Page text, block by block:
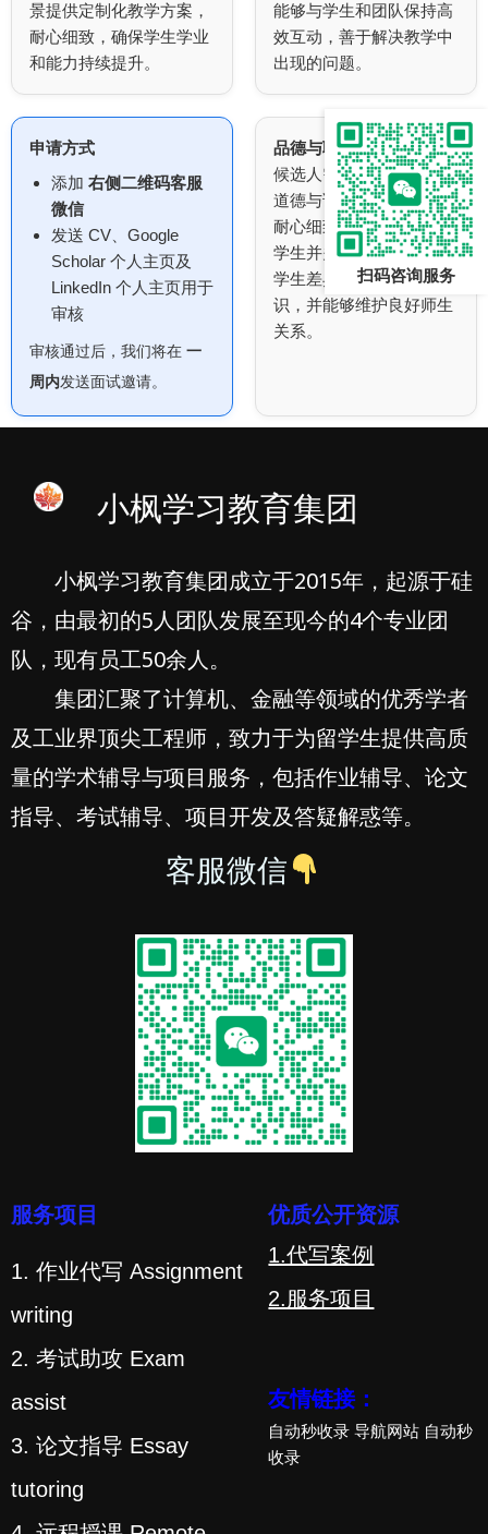
景提供定制化教学方案，
耐心细致，确保学生学业
和能力持续提升。
能够与学生和团队保持高
效互动，善于解决教学中
出现的问题。
申请方式
添加 右侧二维码客服
微信
发送 CV、Google
Scholar 个人主页及
LinkedIn 个人主页用于
审核
审核通过后，我们将在 一
周内发送面试邀请。
品德与职业素养
候选人需具备高度的职业
道德与诚信，认真负责，
耐心细致，能够长期辅导
学生并关注其成长；尊重
学生差异，乐于分享知
识，并能够维护良好师生
关系。
小枫学习教育集团
小枫学习教育集团成立于2015年，起源于硅
谷，由最初的5人团队发展至现今的4个专业团
队，现有员工50余人。
集团汇聚了计算机、金融等领域的优秀学者
及工业界顶尖工程师，致力于为留学生提供高质
量的学术辅导与项目服务，包括作业辅导、论文
指导、考试辅导、项目开发及答疑解惑等。
客服微信
服务项目
1. 作业代写 Assignment
writing
2. 考试助攻 Exam
assist
3. 论文指导 Essay
tutoring
优质公开资源
1.代写案例
2.服务项目
友情链接：
自动秒收录 导航网站 自动秒
收录
扫码咨询服务